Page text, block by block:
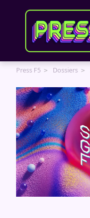
Press F5 Dossiers